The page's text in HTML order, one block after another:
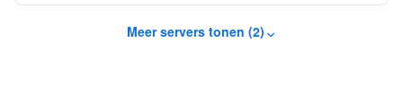
Meer servers tonen (2)